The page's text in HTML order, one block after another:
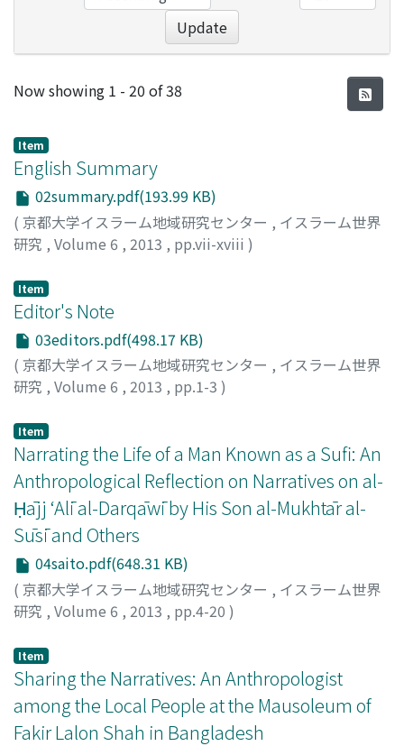
Update
Recent Submissions
Now showing 1 - 20 of 38
Item
English Summary
02summary.pdf(193.99 KB)
( 京都大学イスラーム地域研究センター , イスラーム世界
研究 , Volume 6 , 2013 , pp.vii-xviii )
Item
Editor's Note
03editors.pdf(498.17 KB)
( 京都大学イスラーム地域研究センター , イスラーム世界
研究 , Volume 6 , 2013 , pp.1-3 )
Item
Narrating the Life of a Man Known as a Sufi: An
Anthropological Reflection on Narratives on al-
Ḥājj ‘Alī al-Darqāwī by His Son al-Mukhtār al-
Sūsī and Others
04saito.pdf(648.31 KB)
( 京都大学イスラーム地域研究センター , イスラーム世界
研究 , Volume 6 , 2013 , pp.4-20 )
Item
Sharing the Narratives: An Anthropologist
among the Local People at the Mausoleum of
Fakir Lalon Shah in Bangladesh